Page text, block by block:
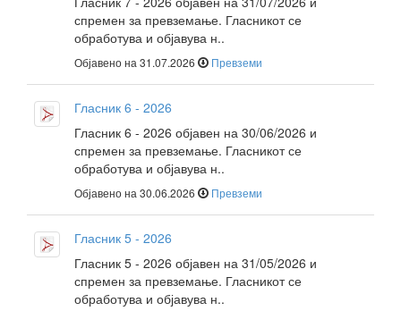
спремен за превземање. Гласникот се
обработува и објавува н..
Објавено на 31.07.2026 Превземи
Гласник 6 - 2026
Гласник 6 - 2026 објавен на 30/06/2026 и
спремен за превземање. Гласникот се
обработува и објавува н..
Објавено на 30.06.2026 Превземи
Гласник 5 - 2026
Гласник 5 - 2026 објавен на 31/05/2026 и
спремен за превземање. Гласникот се
обработува и објавува н..